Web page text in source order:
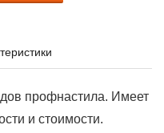
профнастила. Имеет
и стоимости.